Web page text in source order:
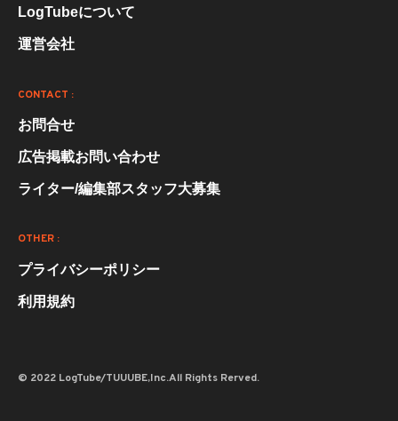
LogTubeについて
運営会社
CONTACT :
お問合せ
広告掲載お問い合わせ
ライター/編集部スタッフ大募集
OTHER :
プライバシーポリシー
利用規約
© 2022 LogTube/TUUUBE,Inc.All Rights Rerved.